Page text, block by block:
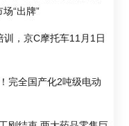
“出牌”
，京C摩托车11月1日
完全国产化2吨级电动